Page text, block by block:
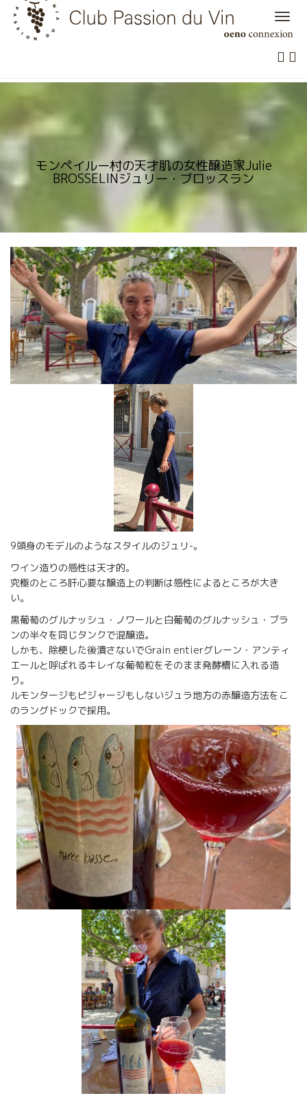
Skip
content
モンペイルー村の天才肌の女性醸造家Julie
BROSSELINジュリー・ブロッスラン
9頭身のモデルのようなスタイルのジュリ-。
ワイン造りの感性は天才的。
究極のところ肝心要な醸造上の判断は感性によるところが大き
い。
黒葡萄のグルナッシュ・ノワールと白葡萄のグルナッシュ・ブラ
ンの半々を同じタンクで混醸造。
しかも、除梗した後潰さないでGrain entierグレーン・アンティ
エールと呼ばれるキレイな葡萄粒をそのまま発酵槽に入れる造
り。
ルモンタージもピジャージもしないジュラ地方の赤醸造方法をこ
のラングドックで採用。